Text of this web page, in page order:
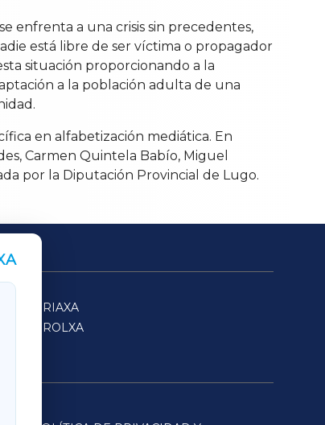
enfrenta a una crisis sin precedentes,
está libre de ser víctima o propagador
situación proporcionando a la
a la población adulta de una
en alfabetización mediática. En
Carmen Quintela Babío, Miguel
por la Diputación Provincial de Lugo.
SARRIAXA
FERROLXA